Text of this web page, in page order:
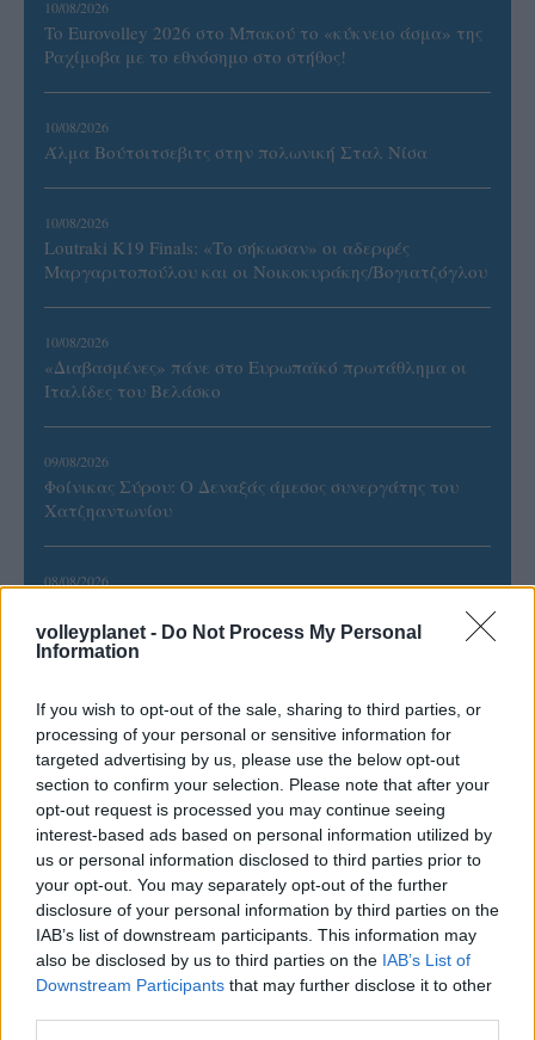
volleyplanet - Do Not Process My Personal
Information
If you wish to opt-out of the sale, sharing to third parties, or
processing of your personal or sensitive information for
targeted advertising by us, please use the below opt-out
section to confirm your selection. Please note that after your
opt-out request is processed you may continue seeing
interest-based ads based on personal information utilized by
us or personal information disclosed to third parties prior to
your opt-out. You may separately opt-out of the further
disclosure of your personal information by third parties on the
IAB’s list of downstream participants. This information may
also be disclosed by us to third parties on the IAB’s List of
Downstream Participants that may further disclose it to other
10/08/2026
To Eurovolley 2026 στο Μπακού το «κύκνειο άσμα» της
Ραχίμοβα με το εθνόσημο στο στήθος!
10/08/2026
Άλμα Βούτσιτσεβιτς στην πολωνική Σταλ Νίσα
10/08/2026
Loutraki K19 Finals: «Το σήκωσαν» οι αδερφές
Μαργαριτοπούλου και οι Νοικοκυράκης/Βογιατζόγλου
10/08/2026
«Διαβασμένες» πάνε στο Ευρωπαϊκό πρωτάθλημα οι
Ιταλίδες του Βελάσκο
09/08/2026
Φοίνικας Σύρου: Ο Δεναξάς άμεσος συνεργάτης του
Χατζηαντωνίου
08/08/2026
παρουσία των Εθνικών ομάδων
ΓΝΩΜΕΣ
ΠΕΝΥ ΡΟΝΤΟΓΙΑΝΝΗ
11/03/2026
Από την Περούτζια του 2000
στο σήμερα: Tο τρίτο
ευρωπαϊκό ραντεβού του
Παναθηναϊκού με την
ιστορία